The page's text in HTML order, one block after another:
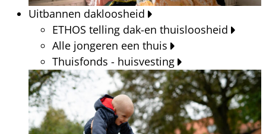
Uitbannen dakloosheid
ETHOS telling dak-en thuisloosheid
Alle jongeren een thuis
Thuisfonds - huisvesting